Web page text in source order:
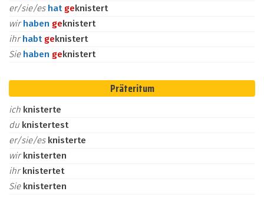
er/sie/es hat geknistert
wirhaben geknistert
ihrhabt geknistert
Sie haben geknistert
Präteritum
ich knisterte
du knistertest
er/sie/es knisterte
wirknisterten
ihrknistertet
Sie knisterten